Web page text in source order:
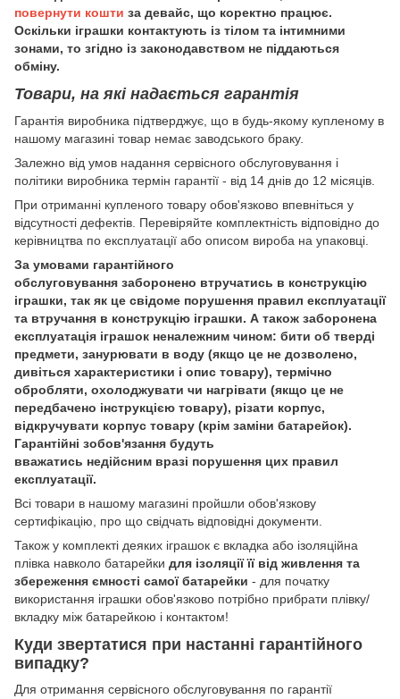
повернути кошти за девайс, що коректно працює.
Оскільки іграшки контактують із тілом та інтимними
зонами, то згідно із законодавством не піддаються
обміну.
Товари, на які надається гарантія
Гарантія виробника підтверджує, що в будь-якому купленому в
нашому магазині товар немає заводського браку.
Залежно від умов надання сервісного обслуговування і
політики виробника термін гарантії - від 14 днів до 12 місяців.
При отриманні купленого товару обов'язково впевніться у
відсутності дефектів. Перевіряйте комплектність відповідно до
керівництва по експлуатації або описом вироба на упаковці.
За умовами гарантійного
обслуговування заборонено втручатись в конструкцію
іграшки, так як це свідоме порушення правил експлуатації
та втручання в конструкцію іграшки. А також заборонена
експлуатація іграшок неналежним чином: бити об тверді
предмети, занурювати в воду (якщо це не дозволено,
дивіться характеристики і опис товару), термічно
обробляти, охолоджувати чи нагрівати (якщо це не
передбачено інструкцією товару), різати корпус,
відкручувати корпус товару (крім заміни батарейок).
Гарантійні зобов'язання будуть
вважатись недійсним вразі порушення цих правил
експлуатації.
Всі товари в нашому магазині пройшли обов'язкову
сертифікацію, про що свідчать відповідні документи.
Також у комплекті деяких іграшок є вкладка або ізоляційна
плівка навколо батарейки для ізоляції її від живлення та
збереження ємності самої батарейки - для початку
використання іграшки обов'язково потрібно прибрати плівку/
вкладку між батарейкою і контактом!
Куди звертатися при настанні гарантійного
випадку?
Для отримання сервісного обслуговування по гарантії